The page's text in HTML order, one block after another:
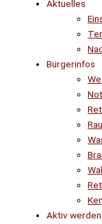
Aktuelles
Bürgerinfos
Aktiv